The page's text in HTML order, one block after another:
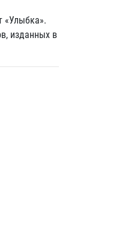
«Улыбка».
изданных в